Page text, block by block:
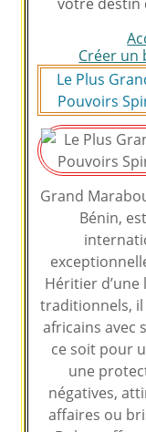
Créer un
Le Plus
Pouvoirs
Grand
Bénin,
Héritier
traditionnels,
africains avec
ce soit pour
une
négatives,
affaires ou